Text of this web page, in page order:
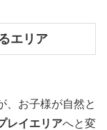
エリア
、お子様が自然と
レイエリアへと変